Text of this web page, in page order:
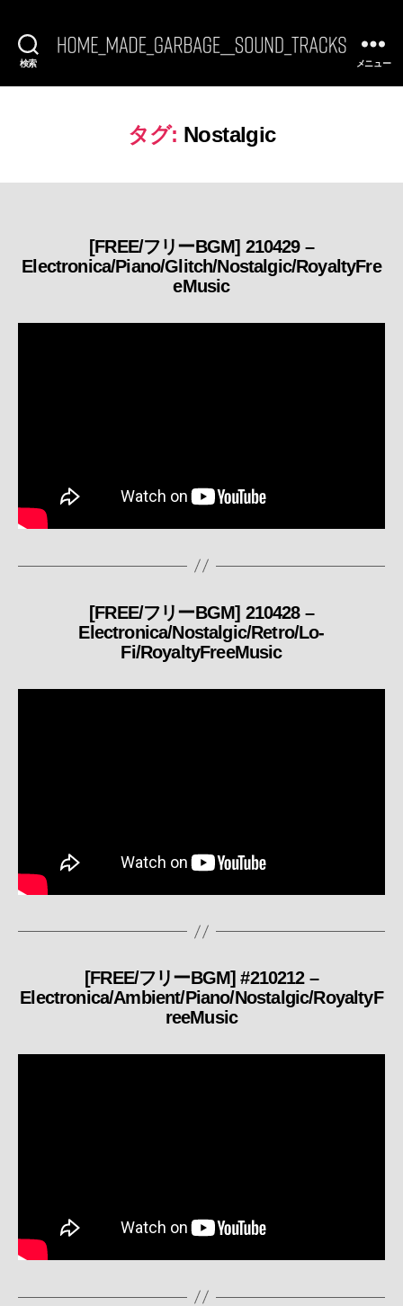
検索
BGM]
SoundTracks
メニュー
タグ: Nostalgic
カ
テ
ゴ
ー
[FREE/フリーBGM] 210429 –
Electronica/Piano/Glitch/Nostalgic/RoyaltyFre
eMusic
カ
テ
ゴ
ー
[FREE/フリーBGM] 210428 –
Electronica/Nostalgic/Retro/Lo-
Fi/RoyaltyFreeMusic
カ
テ
ゴ
ー
[FREE/フリーBGM] #210212 –
Electronica/Ambient/Piano/Nostalgic/RoyaltyF
reeMusic